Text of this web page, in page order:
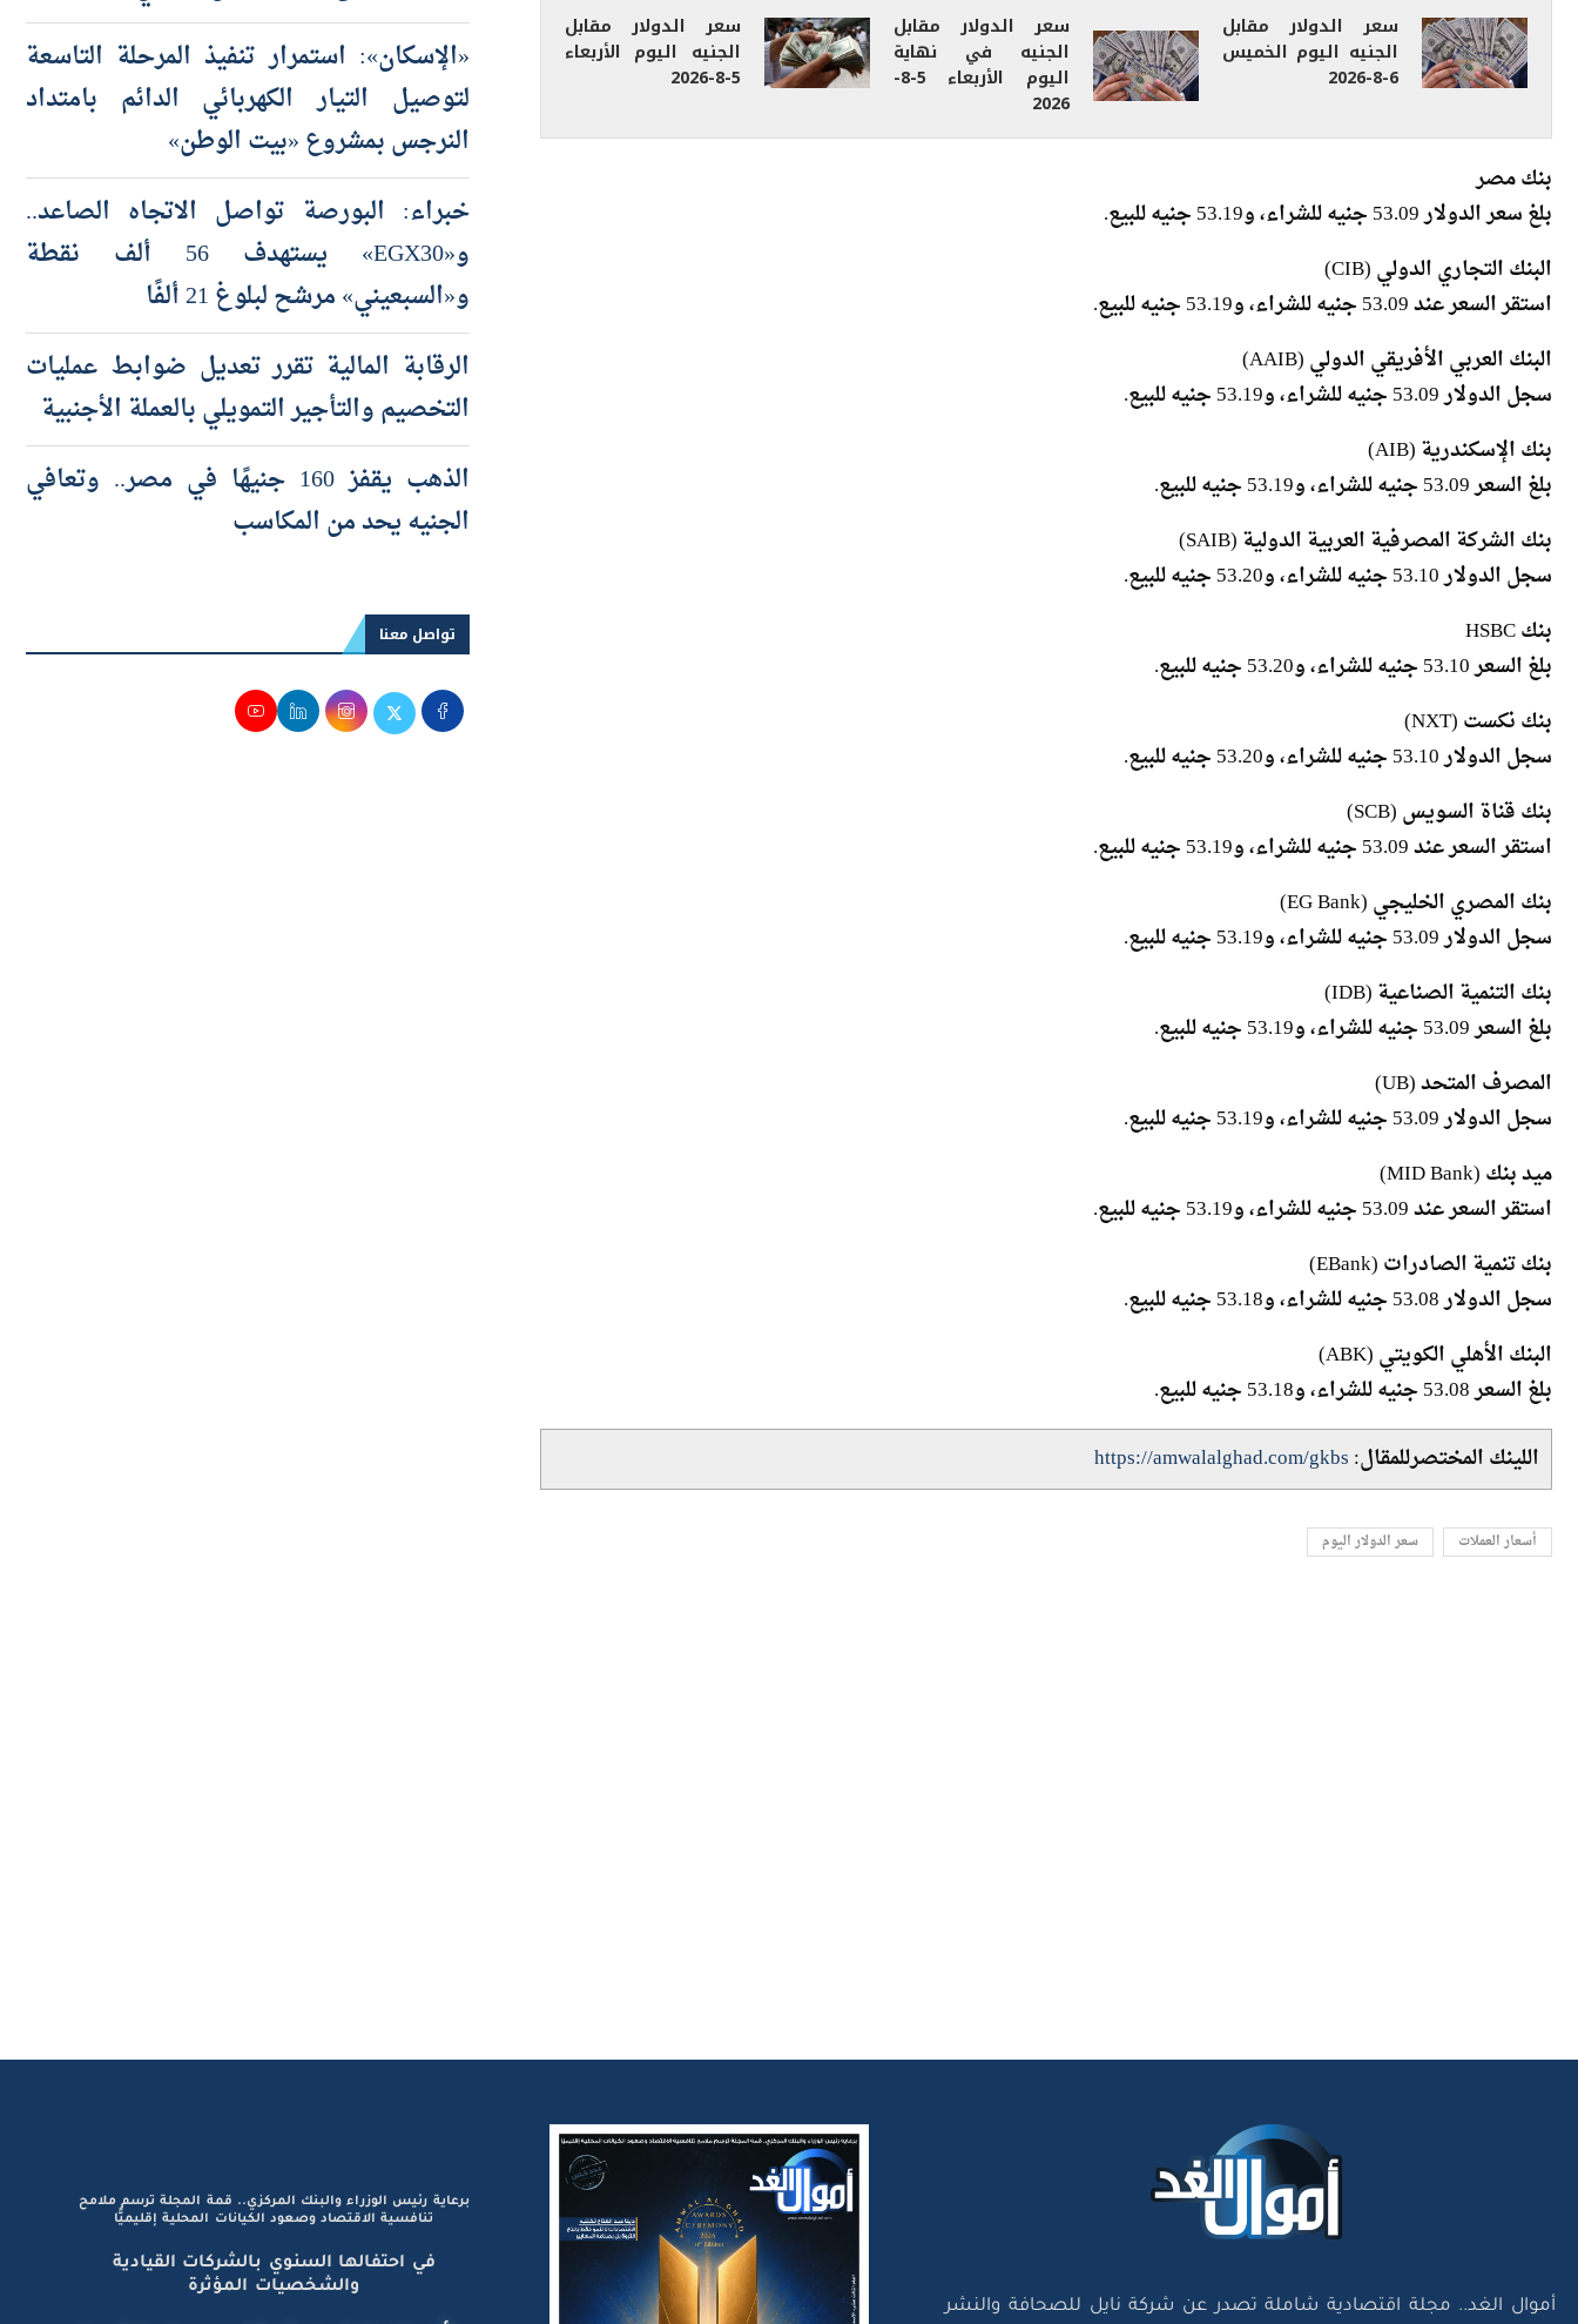
الجنيه اليوم الخميس
6-8-2026
الجنيه في نهاية
اليوم الأربعاء 5-8-
2026
الجنيه اليوم الأربعاء
5-8-2026
بنك مصر
بلغ سعر الدولار 53.09 جنيه للشراء، و53.19 جنيه للبيع.
البنك التجاري الدولي (CIB)
استقر السعر عند 53.09 جنيه للشراء، و53.19 جنيه للبيع.
البنك العربي الأفريقي الدولي (AAIB)
سجل الدولار 53.09 جنيه للشراء، و53.19 جنيه للبيع.
بنك الإسكندرية (AIB)
بلغ السعر 53.09 جنيه للشراء، و53.19 جنيه للبيع.
بنك الشركة المصرفية العربية الدولية (SAIB)
سجل الدولار 53.10 جنيه للشراء، و53.20 جنيه للبيع.
بنك HSBC
بلغ السعر 53.10 جنيه للشراء، و53.20 جنيه للبيع.
بنك نكست (NXT)
سجل الدولار 53.10 جنيه للشراء، و53.20 جنيه للبيع.
بنك قناة السويس (SCB)
استقر السعر عند 53.09 جنيه للشراء، و53.19 جنيه للبيع.
بنك المصري الخليجي (EG Bank)
سجل الدولار 53.09 جنيه للشراء، و53.19 جنيه للبيع.
بنك التنمية الصناعية (IDB)
بلغ السعر 53.09 جنيه للشراء، و53.19 جنيه للبيع.
المصرف المتحد (UB)
سجل الدولار 53.09 جنيه للشراء، و53.19 جنيه للبيع.
ميد بنك (MID Bank)
استقر السعر عند 53.09 جنيه للشراء، و53.19 جنيه للبيع.
بنك تنمية الصادرات (EBank)
سجل الدولار 53.08 جنيه للشراء، و53.18 جنيه للبيع.
البنك الأهلي الكويتي (ABK)
بلغ السعر 53.08 جنيه للشراء، و53.18 جنيه للبيع.
اللينك المختصرللمقال:https://amwalalghad.com/gkbs
«الإسكان»: استمرار تنفيذ المرحلة التاسعة
لتوصيل التيار الكهربائي الدائم بامتداد
النرجس بمشروع «بيت الوطن»
خبراء: البورصة تواصل الاتجاه الصاعد..
و«EGX30» يستهدف 56 ألف نقطة
و«السبعيني» مرشح لبلوغ 21 ألفًا
الرقابة المالية تقرر تعديل ضوابط عمليات
التخصيم والتأجير التمويلي بالعملة الأجنبية
الذهب يقفز 160 جنيهًا في مصر.. وتعافي
الجنيه يحد من المكاسب
«ش.م.م»، وتعد الاصدار الاقتصادي الوحيد في مصر الذي يمتلك بوابتين
في احتفالها السنوي بالشركات القيادية
والشخصيات المؤثرة